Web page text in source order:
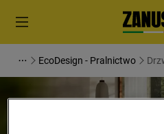
EcoDesign - Pralnictwo